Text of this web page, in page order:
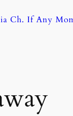
Ch. If Any